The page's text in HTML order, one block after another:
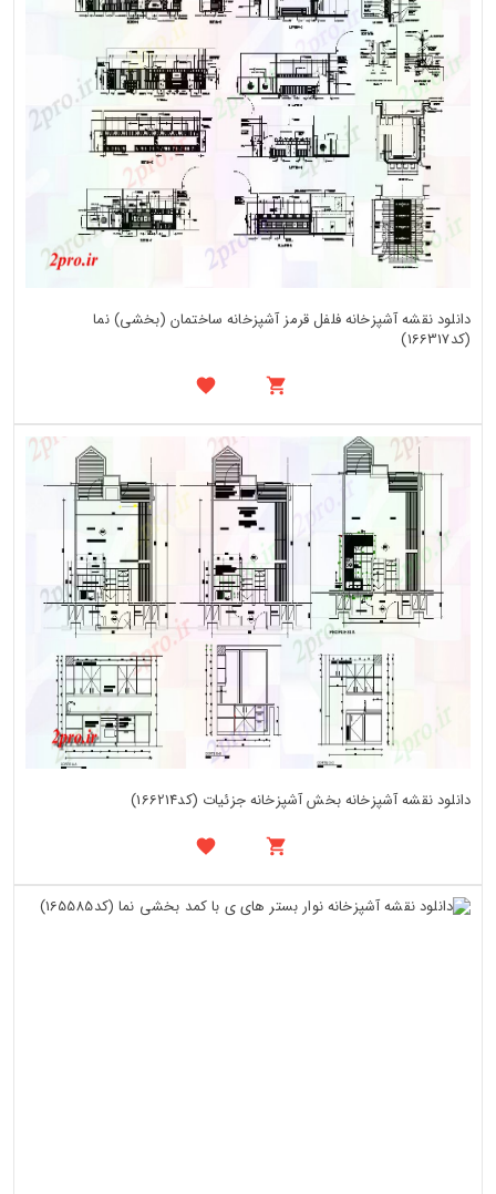
دانلود نقشه آشپزخانه فلفل قرمز آشپزخانه ساختمان (بخشی) نما
(کد166317)
دانلود نقشه آشپزخانه بخش آشپزخانه جزئیات (کد166214)